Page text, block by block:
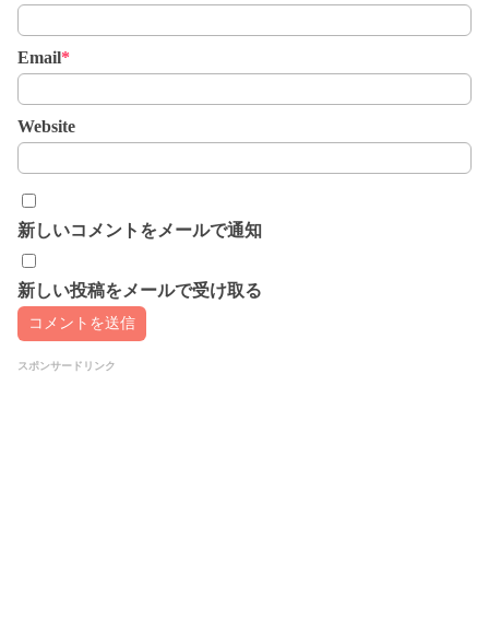
Email*
Website
新しいコメントをメールで通知
新しい投稿をメールで受け取る
スポンサードリンク